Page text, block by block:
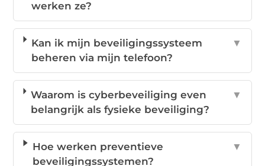
werken ze?
Kan ik mijn beveiligingssysteem
beheren via mijn telefoon?
▼
Waarom is cyberbeveiliging even
belangrijk als fysieke beveiliging?
▼
Hoe werken preventieve
beveiligingssystemen?
▼